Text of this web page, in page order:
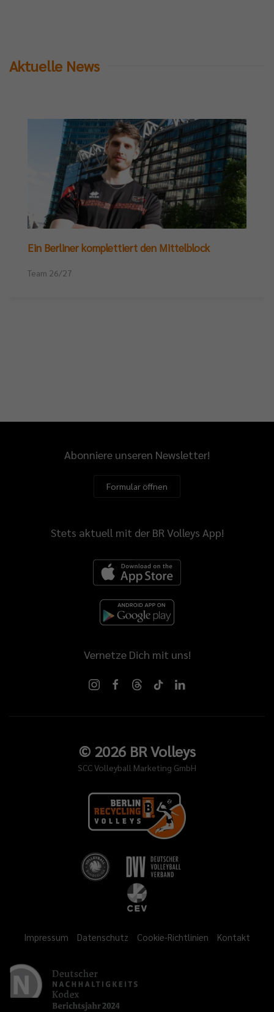
Aktuelle News
Ein Berliner komplettiert den Mittelblock
Team 26/27
Abonniere unseren Newsletter!
Formular öffnen
Stets aktuell mit der BR Volleys App!
Vernetze Dich mit uns!
© 2026BR Volleys
SCC Volleyball Marketing GmbH
Impressum Datenschutz Cookie-Richtlinien Kontakt